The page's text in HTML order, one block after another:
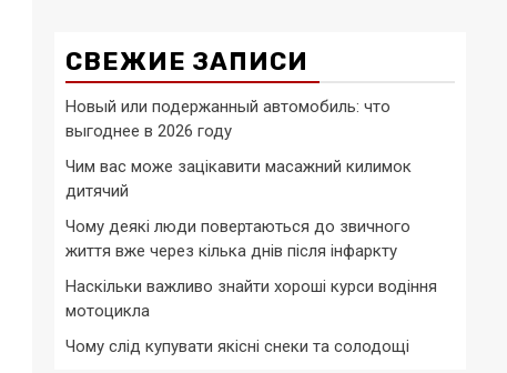
СВЕЖИЕ ЗАПИСИ
Новый или подержанный автомобиль: что
выгоднее в 2026 году
Чим вас може зацікавити масажний килимок
дитячий
Чому деякі люди повертаються до звичного
життя вже через кілька днів після інфаркту
Наскільки важливо знайти хороші курси водіння
мотоцикла
Чому слід купувати якісні снеки та солодощі